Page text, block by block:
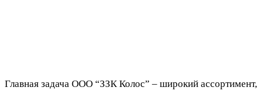
Главная задача ООО “ЗЗК Колос” – широкий ассортимент,